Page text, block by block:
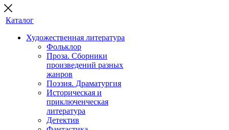
Каталог
Художественная литература
Фольклор
Проза. Сборники
произведений разных
жанров
Поэзия. Драматургия
Историческая и
приключенческая
литература
Детектив